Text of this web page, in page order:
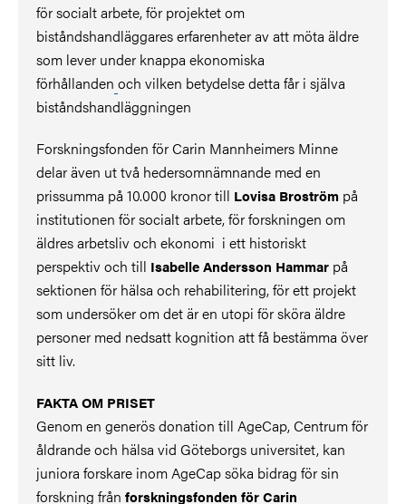
för socialt arbete, för projektet om
biståndshandläggares erfarenheter av att möta äldre
som lever under knappa ekonomiska
förhållanden och vilken betydelse detta får i själva
biståndshandläggningen
Forskningsfonden för Carin Mannheimers Minne
delar även ut två hedersomnämnande med en
prissumma på 10.000 kronor till Lovisa Broström på
institutionen för socialt arbete, för forskningen om
äldres arbetsliv och ekonomi i ett historiskt
perspektiv och till Isabelle Andersson Hammar på
sektionen för hälsa och rehabilitering, för ett projekt
som undersöker om det är en utopi för sköra äldre
personer med nedsatt kognition att få bestämma över
sitt liv.
FAKTA OM PRISET
Genom en generös donation till AgeCap, Centrum för
åldrande och hälsa vid Göteborgs universitet, kan
juniora forskare inom AgeCap söka bidrag för sin
forskning från forskningsfonden för Carin